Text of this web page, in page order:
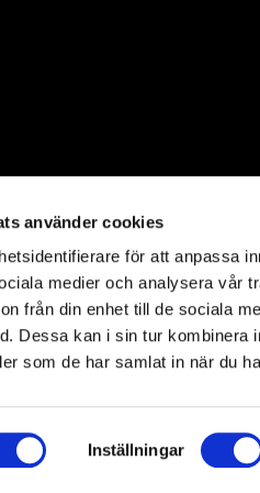
använder cookies
för att anpassa
medier och analysera vår
från din enhet till de sociala
Dessa kan i sin tur kombinera
som de har samlat in när du
Inställningar